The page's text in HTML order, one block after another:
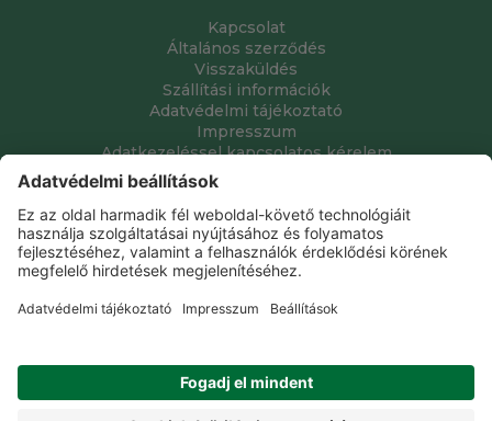
Kapcsolat
Általános szerződés
Visszaküldés
Szállítási információk
Adatvédelmi tájékoztató
Impresszum
Adatkezeléssel kapcsolatos kérelem
Grube Kft. © 2009 - 2026. Minden jog fenntartva. All rights